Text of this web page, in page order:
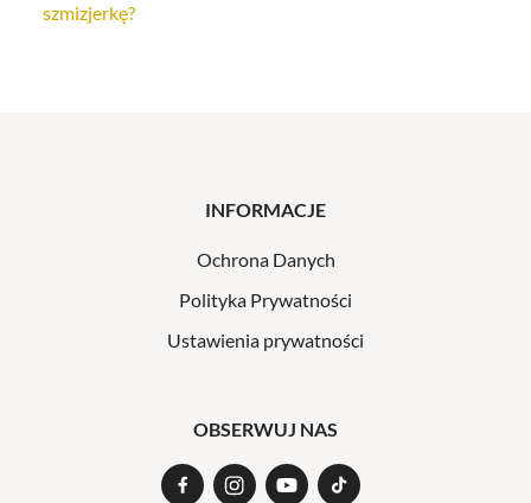
szmizjerkę?
INFORMACJE
Ochrona Danych
Polityka Prywatności
Ustawienia prywatności
OBSERWUJ NAS